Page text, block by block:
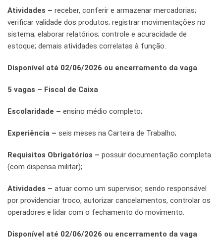
Atividades – receber, conferir e armazenar mercadorias;
verificar validade dos produtos; registrar movimentações no
sistema; elaborar relatórios; controle e acuracidade de
estoque; demais atividades correlatas à função.
Disponível até 02/06/2026 ou encerramento da vaga
5 vagas – Fiscal de Caixa
Escolaridade – ensino médio completo;
Experiência – seis meses na Carteira de Trabalho;
Requisitos Obrigatórios – possuir documentação completa
(com dispensa militar);
Atividades – atuar como um supervisor, sendo responsável
por providenciar troco, autorizar cancelamentos, controlar os
operadores e lidar com o fechamento do movimento.
Disponível até 02/06/2026 ou encerramento da vaga